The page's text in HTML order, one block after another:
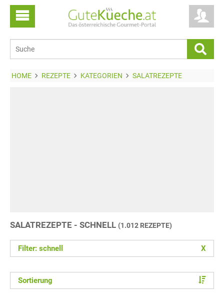
HOME REZEPTE KATEGORIEN SALATREZEPTE
SALATREZEPTE - SCHNELL (1.012 REZEPTE)
Filter: schnell X
Sortierung